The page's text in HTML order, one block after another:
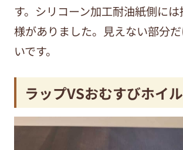
す。シリコーン加工耐油紙側に
様がありました。見えない部分
いです。
ラップVSおむすびホイ